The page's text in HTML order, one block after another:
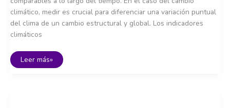
climático, medir es crucial para diferenciar una variación puntual
del clima de un cambio estructural y global. Los indicadores
climáticos
Cómo
Leer más»